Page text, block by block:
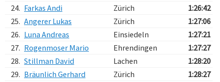
24. Farkas Andi Zürich
1:26:42
25. Angerer Lukas Zürich
1:27:06
26. Luna Andreas Einsiedeln
1:27:21
27. Rogenmoser Mario Ehrendingen
1:27:27
28. Stillman David Lachen
1:28:20
29. Bräunlich Gerhard Zürich
1:28:27